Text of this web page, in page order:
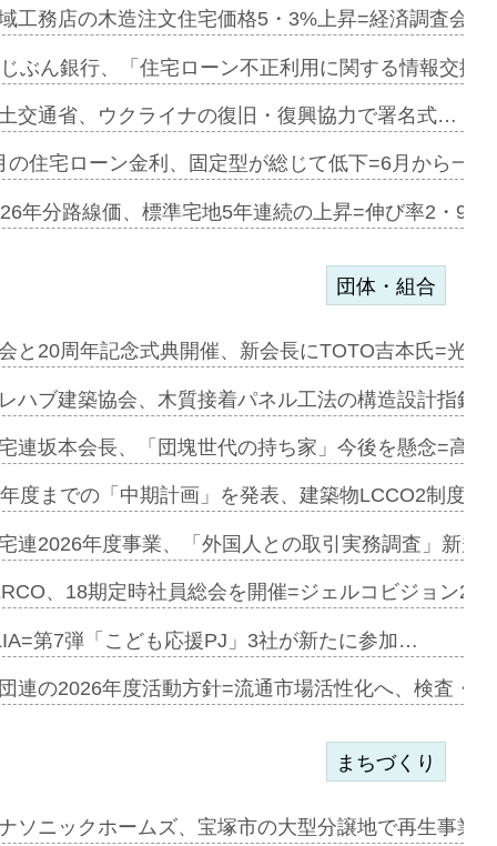
合型の賃…
ンカフェ…
協業=お互…
コリビング…
る2階建…
工務店の木造注文住宅価格5・3%上昇=経済調査会
ぶん銀行、「住宅ローン不正利用に関する情報交換
交通省、ウクライナの復旧・復興協力で署名式…
の住宅ローン金利、固定型が総じて低下=6月から一
年分路線価、標準宅地5年連続の上昇=伸び率2・
加=リンナ…
見込む=…
開始=三協…
分譲M専用…
団体・組合
と20周年記念式典開催、新会長にTOTO吉本氏=光
ハブ建築協会、木質接着パネル工法の構造設計指針
連坂本会長、「団塊世代の持ち家」今後を懸念=高
度までの「中期計画」を発表、建築物LCCO2制度
連2026年度事業、「外国人との取引実務調査」新規
、18期定時社員総会を開催=ジェルコビジョン
第7弾「こども応援PJ」3社が新たに参加…
連の2026年度活動方針=流通市場活性化へ、検査・
ず=「物…
まちづくり
ソニックホームズ、宝塚市の大型分譲地で再生事業